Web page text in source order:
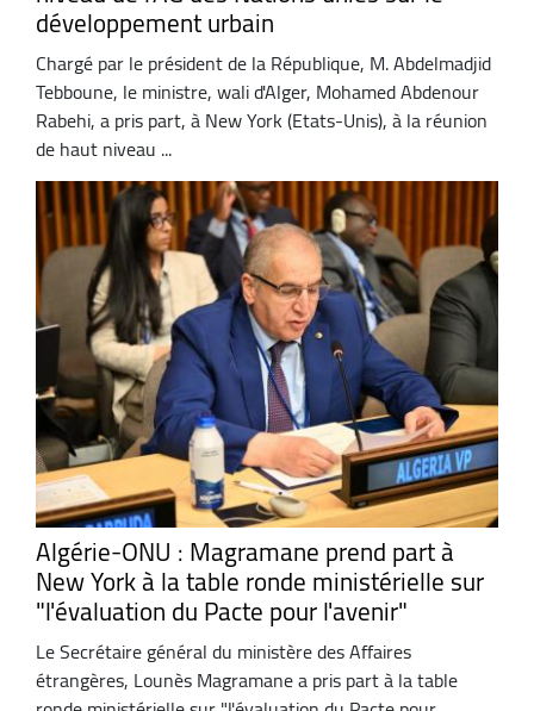
développement urbain
Chargé par le président de la République, M. Abdelmadjid
Tebboune, le ministre, wali d'Alger, Mohamed Abdenour
Rabehi, a pris part, à New York (Etats-Unis), à la réunion
de haut niveau ...
Algérie-ONU : Magramane prend part à
New York à la table ronde ministérielle sur
"l'évaluation du Pacte pour l'avenir"
Le Secrétaire général du ministère des Affaires
étrangères, Lounès Magramane a pris part à la table